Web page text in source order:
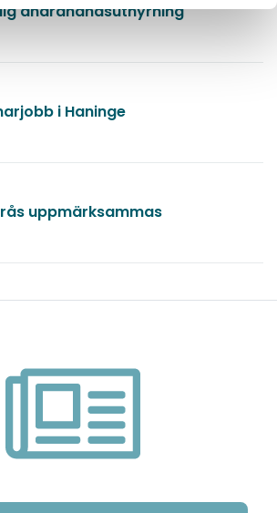
andrahandsuthyrning
i Haninge
uppmärksammas